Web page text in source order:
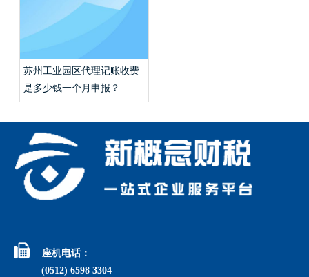
苏州工业园区代理记账收费
是多少钱一个月申报？

座机电话：
(0512) 6598 3304